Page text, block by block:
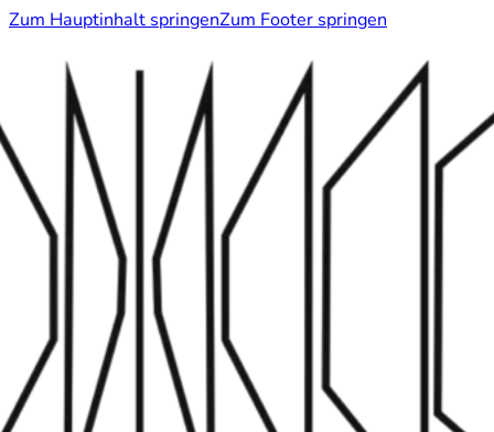
Zum Hauptinhalt springenZum Footer springen